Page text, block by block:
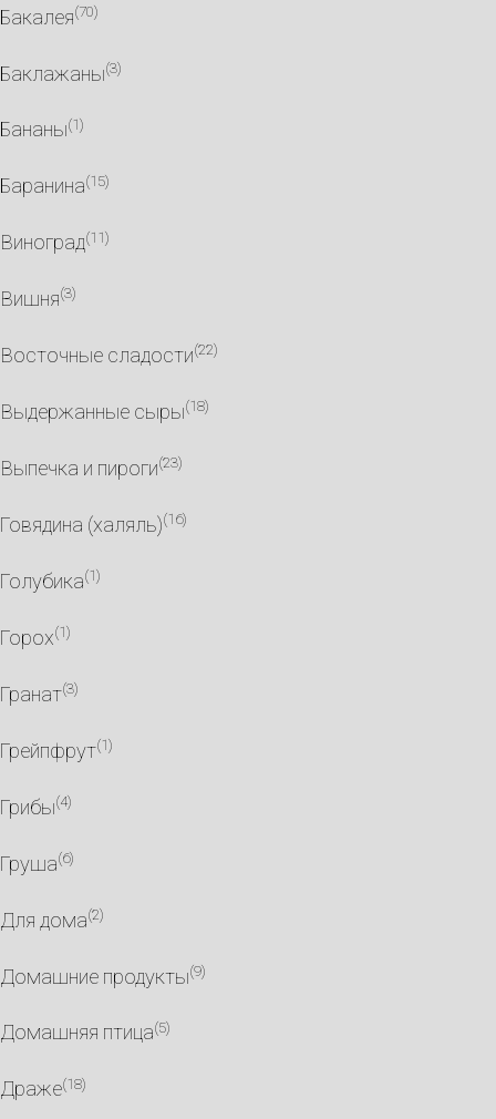
Бакалея(70)
Баклажаны(3)
Бананы(1)
Баранина(15)
Виноград(11)
Вишня(3)
Восточные сладости(22)
Выдержанные сыры(18)
Выпечка и пироги(23)
Говядина (халяль)(16)
Голубика(1)
Горох(1)
Гранат(3)
Грейпфрут(1)
Грибы(4)
Груша(6)
Для дома(2)
Домашние продукты(9)
Домашняя птица(5)
Драже(18)